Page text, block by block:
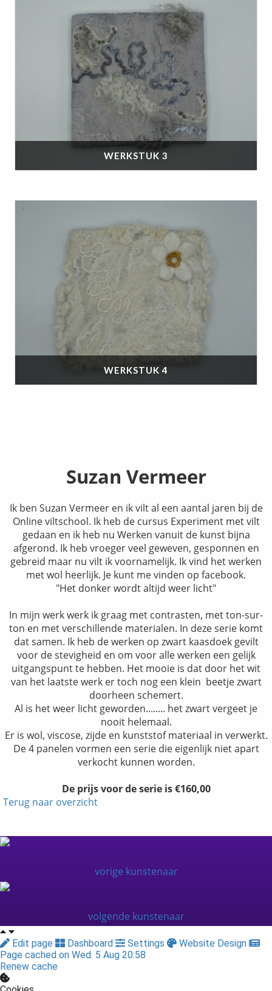
WERKSTUK 3
WERKSTUK 4
Suzan Vermeer
Ik ben Suzan Vermeer en ik vilt al een aantal jaren bij de
Online viltschool. Ik heb de cursus Experiment met vilt
gedaan en ik heb nu Werken vanuit de kunst bijna
afgerond. Ik heb vroeger veel geweven, gesponnen en
gebreid maar nu vilt ik voornamelijk. Ik vind het werken
met wol heerlijk. Je kunt me vinden op facebook.
"Het donker wordt altijd weer licht"
In mijn werk werk ik graag met contrasten, met ton-sur-
ton en met verschillende materialen. In deze serie komt
dat samen. Ik heb de werken op zwart kaasdoek gevilt
voor de stevigheid en om voor alle werken een gelijk
uitgangspunt te hebben. Het mooie is dat door het wit
van het laatste werk er toch nog een klein beetje zwart
doorheen schemert.
Al is het weer licht geworden........ het zwart vergeet je
nooit helemaal.
Er is wol, viscose, zijde en kunststof materiaal in verwerkt.
De 4 panelen vormen een serie die eigenlijk niet apart
verkocht kunnen worden.
De prijs voor de serie is €160,00
Terug naar overzicht
vorige kunstenaar
volgende kunstenaar
Edit page Dashboard Settings
Website Design
Page cached on Wed. 5 Aug 20:58
Renew cache